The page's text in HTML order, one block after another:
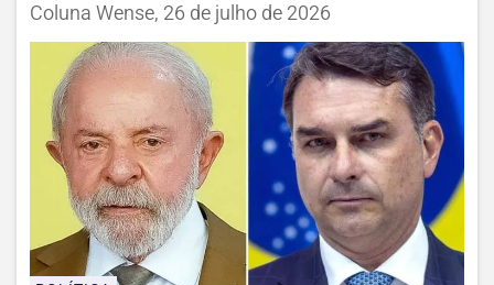
Coluna Wense, 26 de julho de 2026